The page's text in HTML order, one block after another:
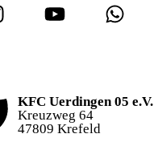
KFC Uerdingen 05 e.V.
Kreuzweg 64
47809 Krefeld